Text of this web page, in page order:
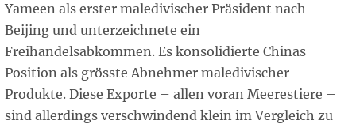
Yameen als erster maledivischer Präsident nach
Beijing und unterzeichnete ein
Freihandelsabkommen. Es konsolidierte Chinas
Position als grösste Abnehmer maledivischer
Produkte. Diese Exporte – allen voran Meerestiere –
sind allerdings verschwindend klein im Vergleich zu